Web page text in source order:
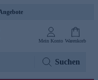
Mein Konto Warenkorb
Suchen